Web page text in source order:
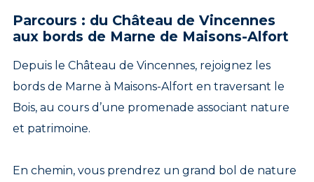
Parcours : du Château de Vincennes
aux bords de Marne de Maisons-Alfort
Depuis le Château de Vincennes, rejoignez les
bords de Marne à Maisons-Alfort en traversant le
Bois, au cours d’une promenade associant nature
et patrimoine.
En chemin, vous prendrez un grand bol de nature